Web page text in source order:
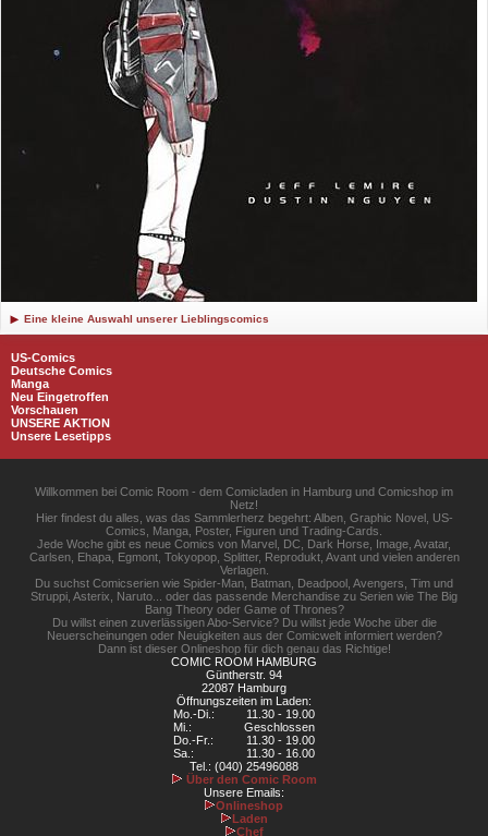
Eine kleine Auswahl unserer Lieblingscomics
US-Comics
Deutsche Comics
Manga
Neu Eingetroffen
Vorschauen
UNSERE AKTION
Unsere Lesetipps
Willkommen bei Comic Room - dem Comicladen in Hamburg und Comicshop im
Netz!
Hier findest du alles, was das Sammlerherz begehrt: Alben, Graphic Novel, US-
Comics, Manga, Poster, Figuren und Trading-Cards.
Jede Woche gibt es neue Comics von Marvel, DC, Dark Horse, Image, Avatar,
Carlsen, Ehapa, Egmont, Tokyopop, Splitter, Reprodukt, Avant und vielen anderen
Verlagen.
Du suchst Comicserien wie Spider-Man, Batman, Deadpool, Avengers, Tim und
Struppi, Asterix, Naruto... oder das passende Merchandise zu Serien wie The Big
Bang Theory oder Game of Thrones?
Du willst einen zuverlässigen Abo-Service? Du willst jede Woche über die
Neuerscheinungen oder Neuigkeiten aus der Comicwelt informiert werden?
Dann ist dieser Onlineshop für dich genau das Richtige!
COMIC ROOM HAMBURG
Güntherstr. 94
22087 Hamburg
Öffnungszeiten im Laden:
Mo.-Di.:
11.30 - 19.00
Mi.:
Geschlossen
Do.-Fr.:
11.30 - 19.00
Sa.:
11.30 - 16.00
Tel.: (040) 25496088
Über den Comic Room
Unsere Emails:
Onlineshop
Laden
Chef